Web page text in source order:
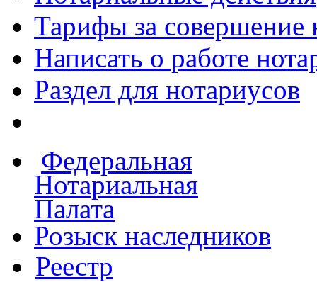
Тарифы за совершение
Написать о работе
Раздел для нотариусов
Федеральная
Нотариальная
Палата
Розыск наследников
Реестр